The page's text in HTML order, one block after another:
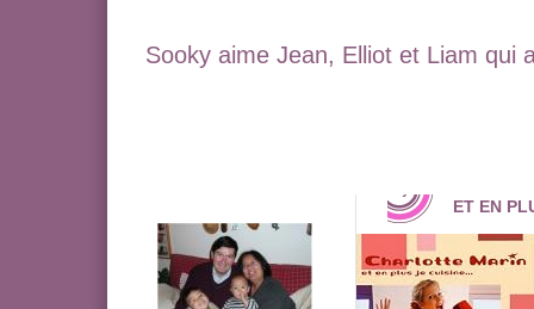
Sooky aime Jean, Elliot et Liam qui
ET EN